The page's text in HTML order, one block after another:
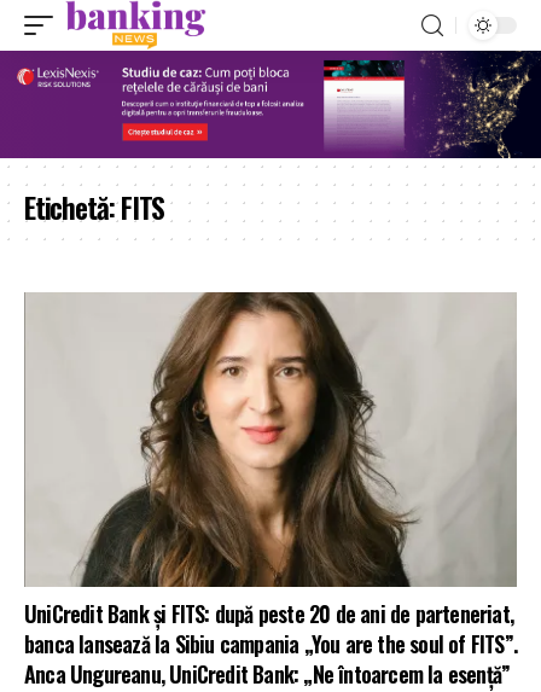
Etichetă:FITS
UniCredit Bank și FITS: după peste 20 de ani de parteneriat,
banca lansează la Sibiu campania „You are the soul of FITS”.
Anca Ungureanu, UniCredit Bank: „Ne întoarcem la esență”